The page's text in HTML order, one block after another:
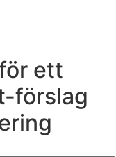
ett
förslag